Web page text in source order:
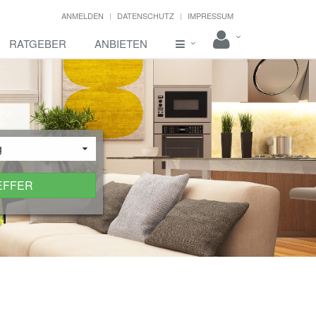
ANMELDEN DATENSCHUTZ IMPRESSUM
RATGEBER ANBIETEN